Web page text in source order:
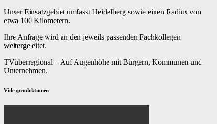
Unser Einsatzgebiet umfasst Heidelberg sowie einen Radius von
etwa 100 Kilometern.
Ihre Anfrage wird an den jeweils passenden Fachkollegen
weitergeleitet.
TVüberregional – Auf Augenhöhe mit Bürgern, Kommunen und
Unternehmen.
Videoproduktionen